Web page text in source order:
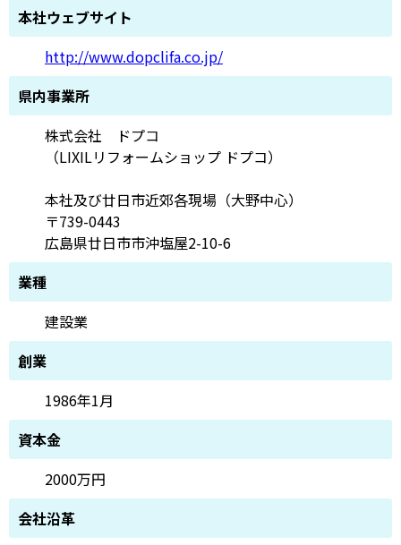
本社ウェブサイト
http://www.dopclifa.co.jp/
県内事業所
株式会社 ドプコ
（LIXILリフォームショップ ドプコ）
本社及び廿日市近郊各現場（大野中心）
〒739-0443
広島県廿日市市沖塩屋2-10-6
業種
建設業
創業
1986年1月
資本金
2000万円
会社沿革